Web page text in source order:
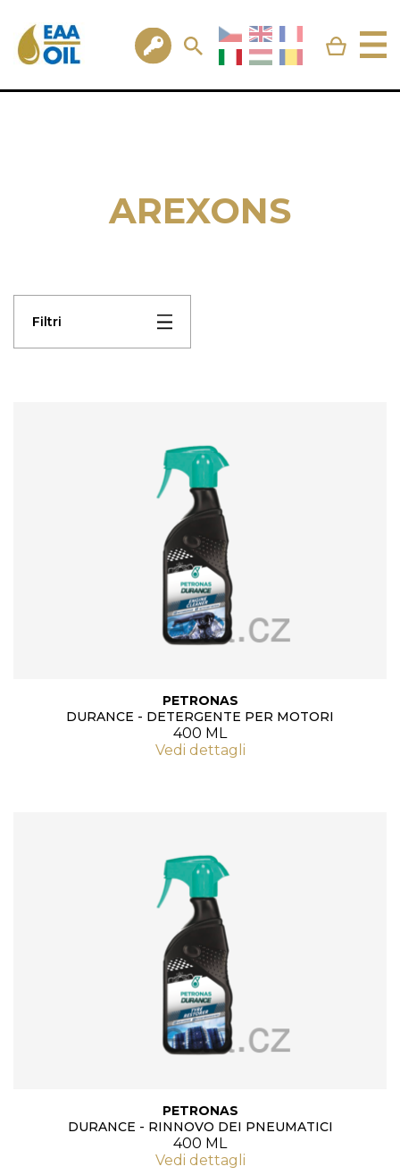
AREXONS
Filtri
PETRONAS
DURANCE - DETERGENTE PER MOTORI
400 ML
Vedi dettagli
PETRONAS
DURANCE - RINNOVO DEI PNEUMATICI
400 ML
Vedi dettagli